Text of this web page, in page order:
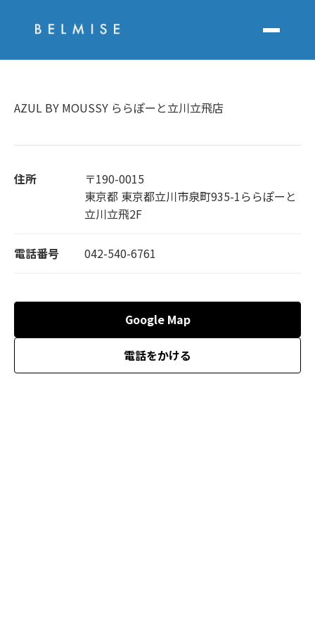
AZUL BY MOUSSY ららぽーと立川立飛店
住所
〒190-0015
東京都 東京都立川市泉町935-1ららぽーと
立川立飛2F
電話番号 042-540-6761
Google Map
電話をかける